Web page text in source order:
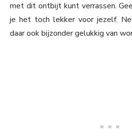
met dit ontbijt kunt verrassen.
je het toch lekker voor jezelf.
daar ook bijzonder gelukkig van